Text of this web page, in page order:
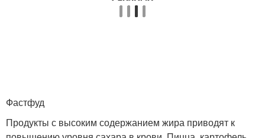
Фастфуд
Продукты с высоким содержанием жира приводят к